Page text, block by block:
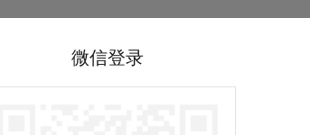
微信登录